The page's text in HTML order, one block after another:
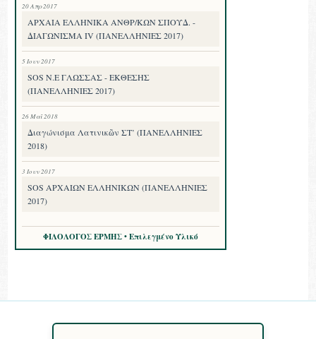
20 Απρ 2017
ΑΡΧΑΙΑ ΕΛΛΗΝΙΚΑ ΑΝΘΡ/ΚΩΝ ΣΠΟΥΔ. -
ΔΙΑΓΩΝΙΣΜΑ IV (ΠΑΝΕΛΛΗΝΙΕΣ 2017)
5 Ιουν 2017
SOS Ν.Ε ΓΛΩΣΣΑΣ - ΕΚΘΕΣΗΣ
(ΠΑΝΕΛΛΗΝΙΕΣ 2017)
26 Μαΐ 2018
Διαγώνισμα Λατινικῶν ΣΤ’ (ΠΑΝΕΛΛΗΝΙΕΣ
2018)
3 Ιουν 2017
SOS ΑΡΧΑΙΩΝ ΕΛΛΗΝΙΚΩΝ (ΠΑΝΕΛΛΗΝΙΕΣ
2017)
ΦΙΛΟΛΟΓΟΣ ΕΡΜΗΣ • Επιλεγμένο Υλικό